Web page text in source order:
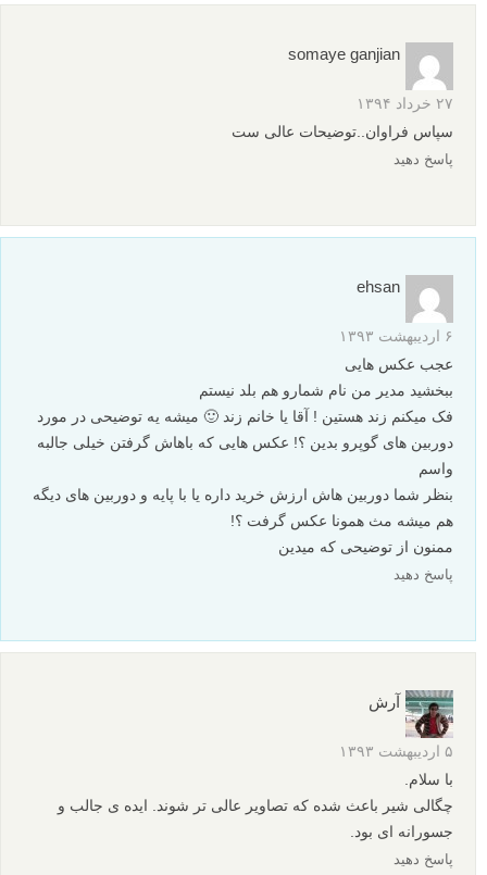
somaye ganjian
۲۷ خرداد ۱۳۹۴
سپاس فراوان..توضیحات عالی ست
پاسخ دهید
ehsan
۶ اردیبهشت ۱۳۹۳
عجب عکس هایی
ببخشید مدیر من نام شمارو هم بلد نیستم
فک میکنم زند هستین ! آقا یا خانم زند 🙂 میشه یه توضیحی در مورد
دوربین های گوپرو بدین ؟! عکس هایی که باهاش گرفتن خیلی جالبه
واسم
بنظر شما دوربین هاش ارزش خرید داره یا با پایه و دوربین های دیگه
هم میشه مث همونا عکس گرفت ؟!
ممنون از توضیحی که میدین
پاسخ دهید
آرش
۵ اردیبهشت ۱۳۹۳
با سلام.
چگالی شیر باعث شده که تصاویر عالی تر شوند. ایده ی جالب و
جسورانه ای بود.
پاسخ دهید